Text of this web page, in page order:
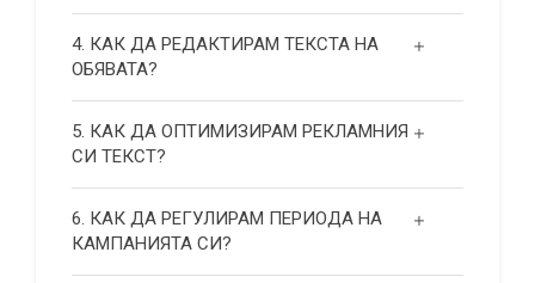
4. КАК ДА РЕДАКТИРАМ ТЕКСТА НА
ОБЯВАТА?
5. КАК ДА ОПТИМИЗИРАМ РЕКЛАМНИЯ
СИ ТЕКСТ?
6. КАК ДА РЕГУЛИРАМ ПЕРИОДА НА
КАМПАНИЯТА СИ?